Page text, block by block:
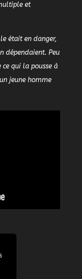
et
était en danger,
dépendaient. Peu
qui la pousse à
jeune homme